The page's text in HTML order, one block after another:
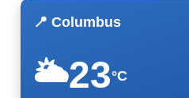
📍 Columbus
🌥️23°C